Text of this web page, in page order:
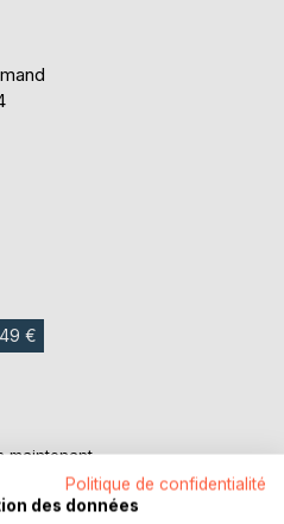
€
maintenant
Politique de confidentialité
des données